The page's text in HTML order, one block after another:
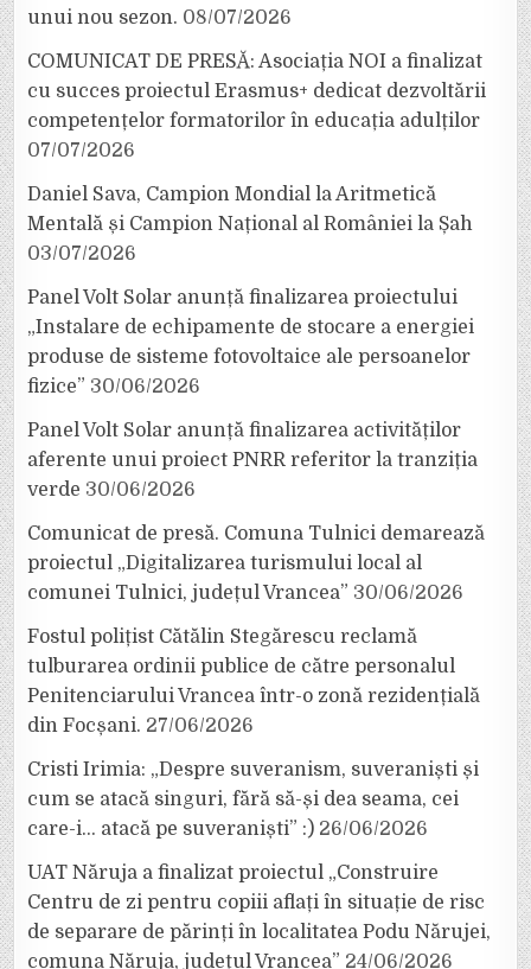
unui nou sezon. 08/07/2026
COMUNICAT DE PRESĂ: Asociația NOI a finalizat
cu succes proiectul Erasmus+ dedicat dezvoltării
competențelor formatorilor în educația adulților
07/07/2026
Daniel Sava, Campion Mondial la Aritmetică
Mentală și Campion Național al României la Șah
03/07/2026
Panel Volt Solar anunță finalizarea proiectului
„Instalare de echipamente de stocare a energiei
produse de sisteme fotovoltaice ale persoanelor
fizice” 30/06/2026
Panel Volt Solar anunță finalizarea activităților
aferente unui proiect PNRR referitor la tranziția
verde 30/06/2026
Comunicat de presă. Comuna Tulnici demarează
proiectul „Digitalizarea turismului local al
comunei Tulnici, județul Vrancea” 30/06/2026
Fostul polițist Cătălin Stegărescu reclamă
tulburarea ordinii publice de către personalul
Penitenciarului Vrancea într-o zonă rezidențială
din Focșani. 27/06/2026
Cristi Irimia: „Despre suveranism, suveraniști și
cum se atacă singuri, fără să-și dea seama, cei
care-i… atacă pe suveraniști” :) 26/06/2026
UAT Năruja a finalizat proiectul „Construire
Centru de zi pentru copiii aflați în situație de risc
de separare de părinți în localitatea Podu Nărujei,
comuna Năruja, județul Vrancea” 24/06/2026